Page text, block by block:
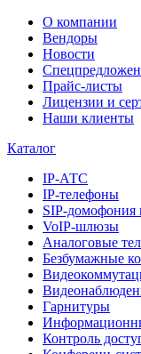
О компании
Вендоры
Новости
Прайс-листы
Лицензии и
Наши клиенты
Каталог
IP-АТС
IP-телефоны
SIP-домофония
VoIP-шлюзы
Аналоговые
Безбумажные
Гарнитуры
Контроль